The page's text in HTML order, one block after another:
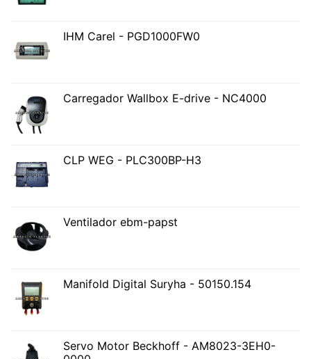
IHM Carel - PGD1000FW0
Carregador Wallbox E-drive - NC4000
CLP WEG - PLC300BP-H3
Ventilador ebm-papst
Manifold Digital Suryha - 50150.154
Servo Motor Beckhoff - AM8023-3EH0-